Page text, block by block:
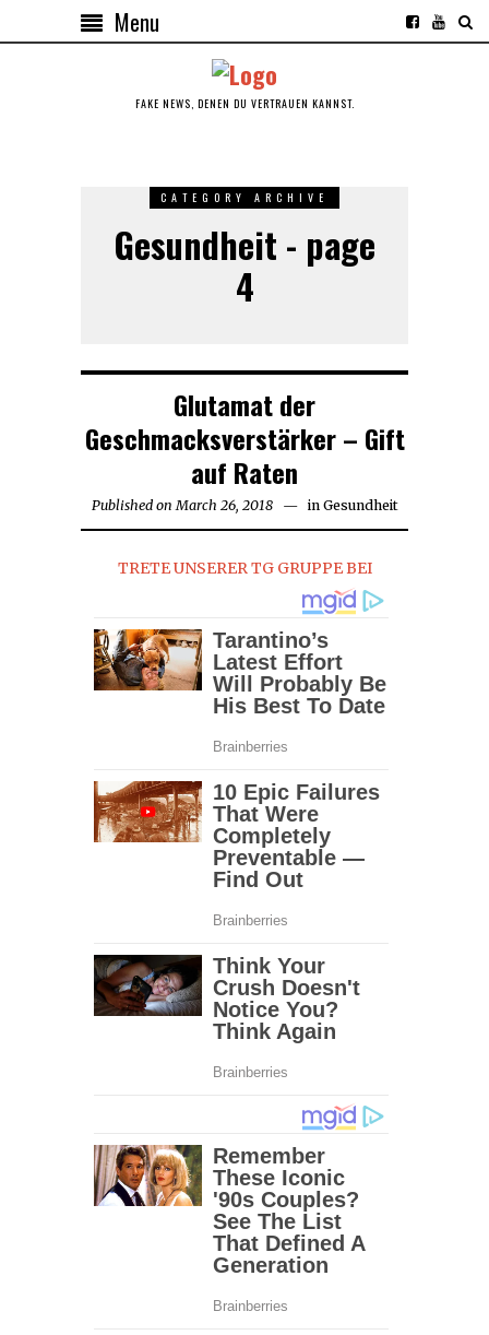
Menu
FAKE NEWS, DENEN DU VERTRAUEN KANNST.
CATEGORY ARCHIVE
Gesundheit - page
4
Glutamat der
Geschmacksverstärker – Gift
auf Raten
Published on March 26, 2018Marchin Gesundheit
TRETE UNSERER TG GRUPPE BEI